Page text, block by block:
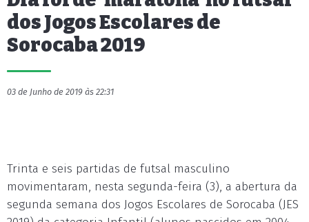
dos Jogos Escolares de
Sorocaba 2019
03 de Junho de 2019 às 22:31
Trinta e seis partidas de futsal masculino
movimentaram, nesta segunda-feira (3), a abertura da
segunda semana dos Jogos Escolares de Sorocaba (JES